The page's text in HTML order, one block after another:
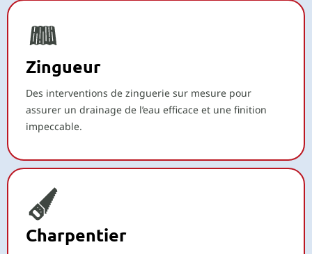
Zingueur
Des interventions de zinguerie sur mesure pour
assurer un drainage de l’eau efficace et une finition
impeccable.
Charpentier